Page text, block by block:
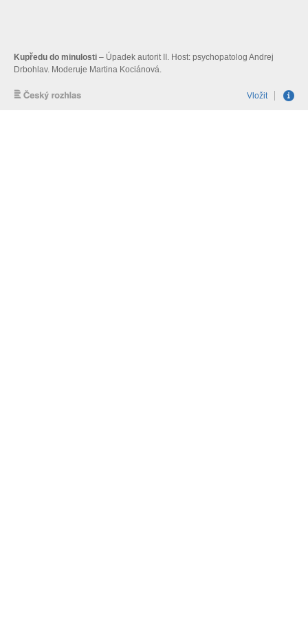
Kupředu do minulosti – Úpadek autorit II. Host: psychopatolog Andrej
Drbohlav. Moderuje Martina Kociánová.
Vložit